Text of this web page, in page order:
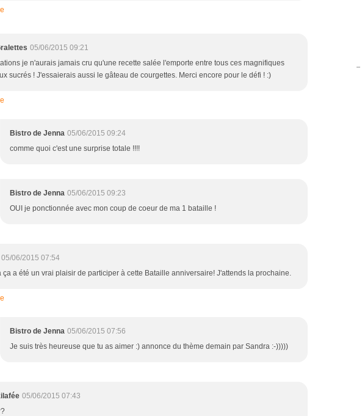
05/06/2015 09:21
je n'aurais jamais cru qu'une recette salée l'emporte entre tous ces magnifiques
sucrés ! J'essaierais aussi le gâteau de courgettes. Merci encore pour le défi ! :)
Bistro de Jenna 05/06/2015 09:24
comme quoi c'est une surprise totale !!!!
Bistro de Jenna 05/06/2015 09:23
OUI je ponctionnée avec mon coup de coeur de ma 1 bataille !
05/06/2015 07:54
ça a été un vrai plaisir de participer à cette Bataille anniversaire! J'attends la prochaine.
Bistro de Jenna 05/06/2015 07:56
Je suis très heureuse que tu as aimer :) annonce du thème demain par Sandra :-)))))
05/06/2015 07:43